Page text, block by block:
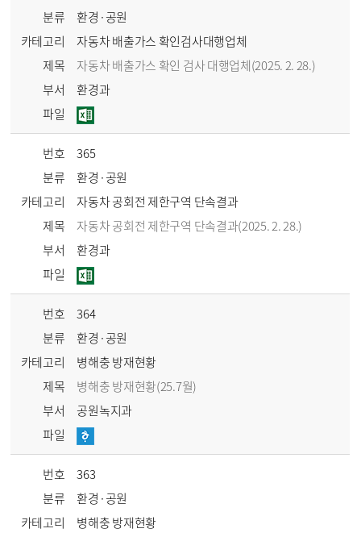
분류
환경·공원
카테고리
자동차 배출가스 확인검사대행업체
제목
자동차 배출가스 확인 검사 대행업체(2025. 2. 28.)
부서
환경과
파일
번호
365
분류
환경·공원
카테고리
자동차 공회전 제한구역 단속결과
제목
자동차 공회전 제한구역 단속결과(2025. 2. 28.)
부서
환경과
파일
번호
364
분류
환경·공원
카테고리
병해충 방재현황
제목
병해충 방재현황(25.7월)
부서
공원녹지과
파일
번호
363
분류
환경·공원
카테고리
병해충 방재현황